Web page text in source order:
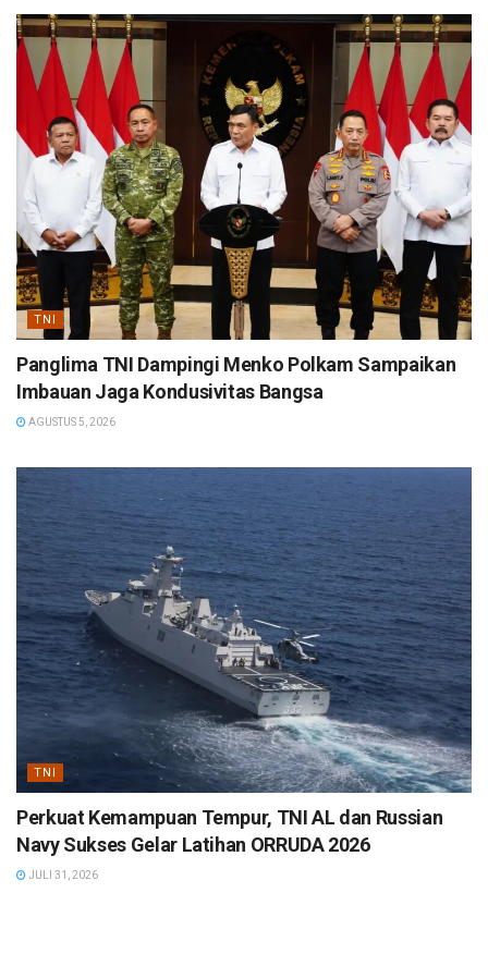
TNI
Panglima TNI Dampingi Menko Polkam Sampaikan
Imbauan Jaga Kondusivitas Bangsa
AGUSTUS 5, 2026
TNI
Perkuat Kemampuan Tempur, TNI AL dan Russian
Navy Sukses Gelar Latihan ORRUDA 2026
JULI 31, 2026